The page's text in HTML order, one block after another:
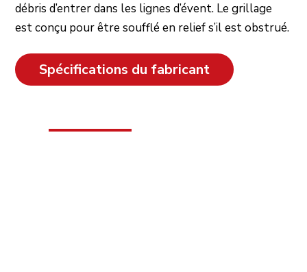
débris d’entrer dans les lignes d’évent. Le grillage
est conçu pour être soufflé en relief s’il est obstrué.
Spécifications du fabricant